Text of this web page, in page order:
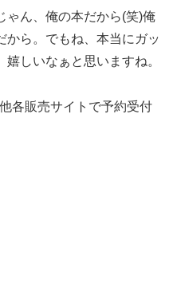
ゃん、俺の本だから(笑)俺
から。でもね、本当にガッ
しいなぁと思いますね。
各販売サイトで予約受付